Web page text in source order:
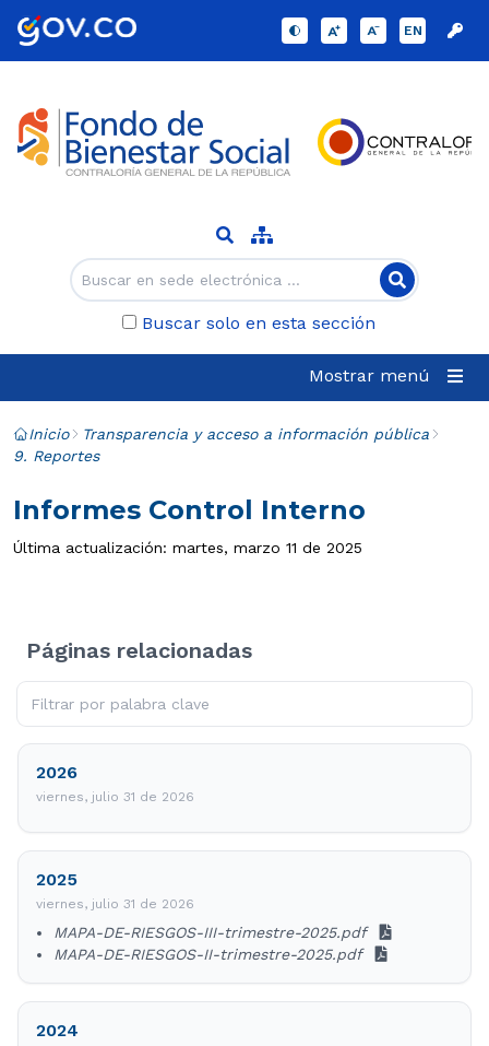
EN
Buscar solo en esta sección
Mostrar menú
Inicio
Transparencia y acceso a información pública
9. Reportes
Informes Control Interno
Última actualización: martes, marzo 11 de 2025
Páginas relacionadas
2026
viernes, julio 31 de 2026
2025
viernes, julio 31 de 2026
MAPA-DE-RIESGOS-III-trimestre-2025.pdf
MAPA-DE-RIESGOS-II-trimestre-2025.pdf
2024